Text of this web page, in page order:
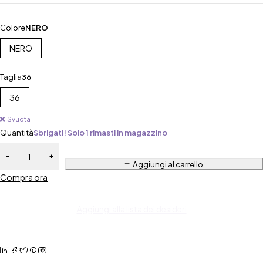
ColoreNERO
NERO
Taglia36
36
Svuota
QuantitàSbrigati! Solo 1 rimasti in magazzino
Aggiungi al carrello
Compra ora